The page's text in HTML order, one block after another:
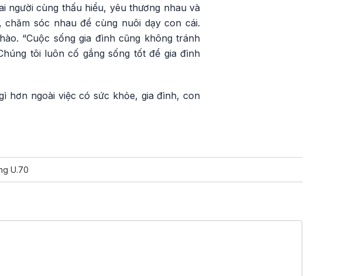
người cùng thấu hiểu, yêu thương nhau và
sóc nhau để cùng nuôi dạy con cái.
“Cuộc sống gia đình cũng không tránh
tôi luôn cố gắng sống tốt để gia đình
hơn ngoài việc có sức khỏe, gia đình, con
U.70